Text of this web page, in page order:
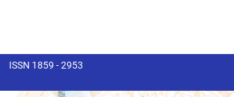
ISSN 1859 - 2953